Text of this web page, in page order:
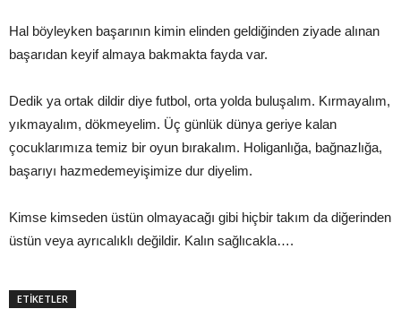
Hal böyleyken başarının kimin elinden geldiğinden ziyade alınan
başarıdan keyif almaya bakmakta fayda var.
Dedik ya ortak dildir diye futbol, orta yolda buluşalım. Kırmayalım,
yıkmayalım, dökmeyelim. Üç günlük dünya geriye kalan
çocuklarımıza temiz bir oyun bırakalım. Holiganlığa, bağnazlığa,
başarıyı hazmedemeyişimize dur diyelim.
Kimse kimseden üstün olmayacağı gibi hiçbir takım da diğerinden
üstün veya ayrıcalıklı değildir. Kalın sağlıcakla….
ETİKETLER